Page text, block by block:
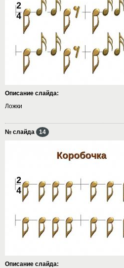
Описание слайда:
Ложки
№ слайда 14
Описание слайда: